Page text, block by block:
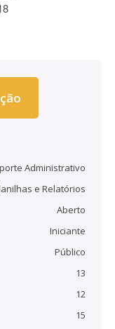
Administrativo
e Relatórios
Aberto
Iniciante
Público
13
12
15